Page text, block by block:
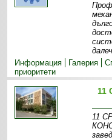
Информация
Галерия
приоритети
11
11